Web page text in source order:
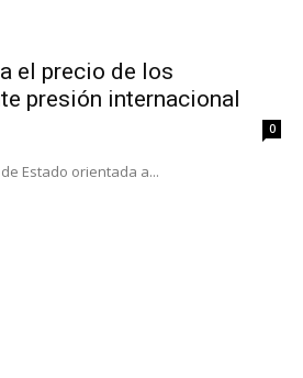
el precio de los
presión internacional
0
Estado orientada a...